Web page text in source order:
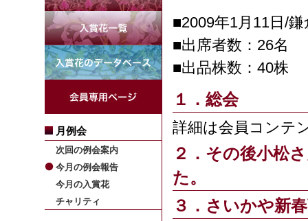
月例会
次回の例会案内
今月の例会報告
今月の入賞花
チャリティ
■2009年1月11日/
■出席者数：26名
■出品株数：40株
１．総会
詳細は会員コンテ
２．その後小松
た。
３．さいかや新